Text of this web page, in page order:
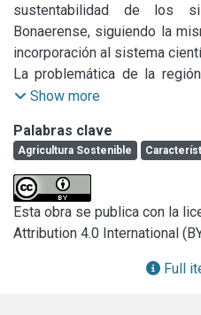
sustentabilidad de los
Bonaerense, siguiendo la
incorporación al sistema
La problemática de la
provincia, así lo reconoce la
conocimiento para el
de la región. Algunas
importantes son más de 12
de suelo, baja eficiencia en
cobertura del suelo, bajos
entre otros aspectos, son
He tratado de realizar los
Show more
Palabras clave
Agricultura Sostenible
Esta obra se publica con la
Attribution 4.0 International
Full